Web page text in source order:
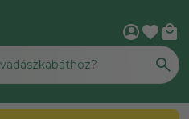
account_circlefavorite local_mall